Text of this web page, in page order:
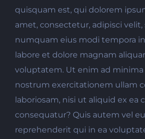
quisquam est, qui dolorem
amet, consectetur, adipisci velit,
numquam eius modi tempora
labore et dolore magnam
voluptatem. Ut enim ad minima
nostrum exercitationem ullam
laboriosam, nisi ut aliquid ex ea
consequatur? Quis autem vel
reprehenderit qui in ea